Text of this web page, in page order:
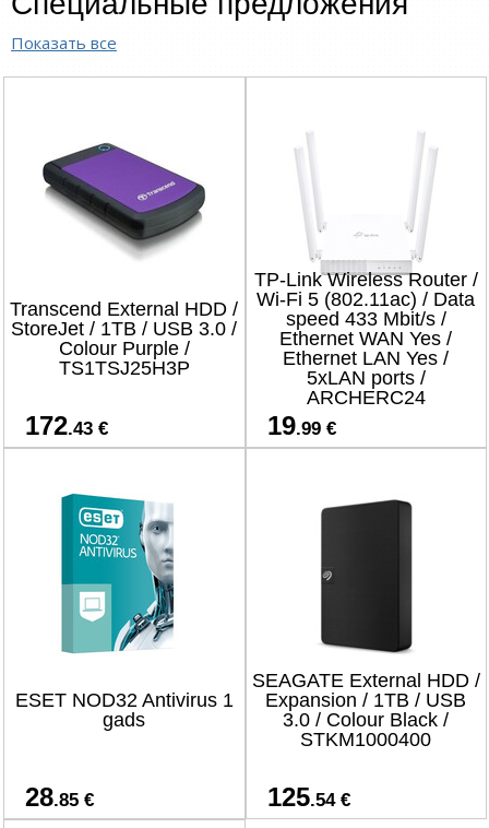
Показать все
Transcend External HDD /
StoreJet / 1TB / USB 3.0 /
Colour Purple /
TS1TSJ25H3P
172.43 €
TP-Link Wireless Router /
Wi-Fi 5 (802.11ac) / Data
speed 433 Mbit/s /
Ethernet WAN Yes /
Ethernet LAN Yes /
5xLAN ports /
ARCHERC24
19.99 €
ESET NOD32 Antivirus 1
gads
28.85 €
SEAGATE External HDD /
Expansion / 1TB / USB
3.0 / Colour Black /
STKM1000400
125.54 €